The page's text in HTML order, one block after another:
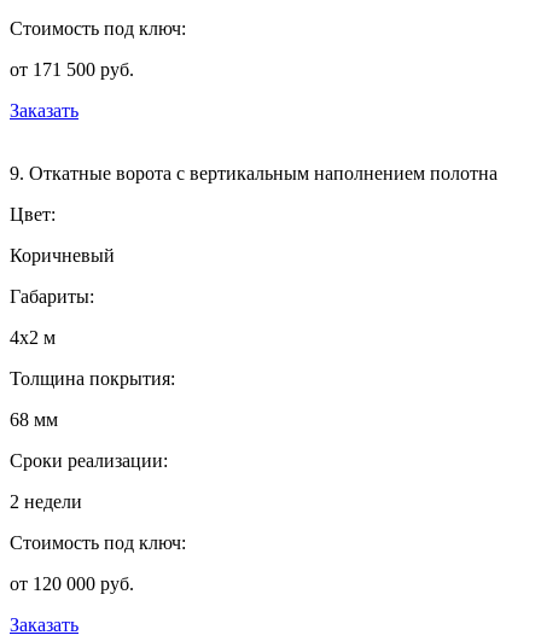
Стоимость под ключ:
от 171 500 руб.
Заказать
9. Откатные ворота с вертикальным наполнением полотна
Цвет:
Коричневый
Габариты:
4х2 м
Толщина покрытия:
68 мм
Сроки реализации:
2 недели
Стоимость под ключ:
от 120 000 руб.
Заказать